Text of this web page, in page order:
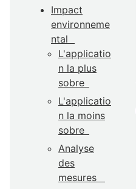
Impact
environneme
ntal
L'applicatio
n la plus
sobre
L'applicatio
n la moins
sobre
Analyse
des
mesures